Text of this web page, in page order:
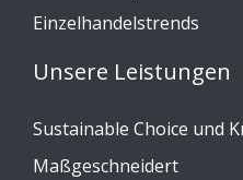
Einzelhandelstrends
Unsere Leistungen
Sustainable Choice und
Maßgeschneidert